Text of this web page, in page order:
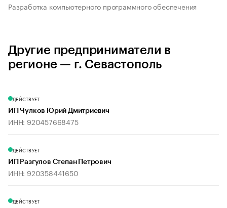
Разработка компьютерного программного обеспечения
Другие предприниматели в
регионе — г. Севастополь
ДЕЙСТВУЕТ
ИП Чулков Юрий Дмитриевич
ИНН: 920457668475
ДЕЙСТВУЕТ
ИП Разгулов Степан Петрович
ИНН: 920358441650
ДЕЙСТВУЕТ